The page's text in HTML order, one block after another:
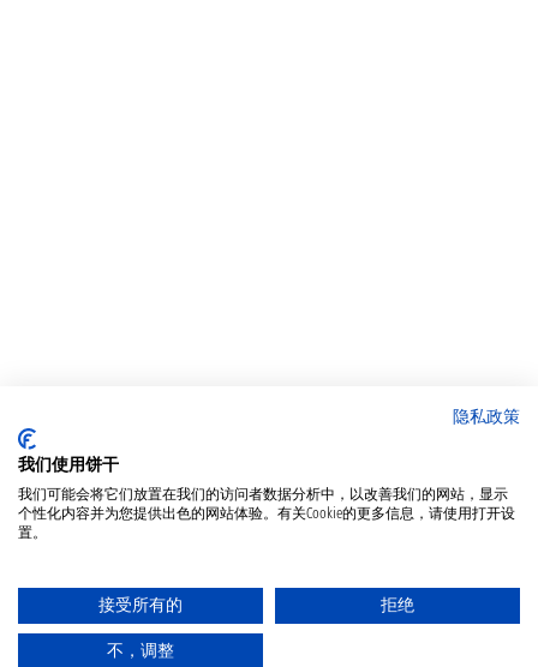
隐私政策
我们使用饼干
我们可能会将它们放置在我们的访问者数据分析中，以改善我们的网站，显示
个性化内容并为您提供出色的网站体验。有关Cookie的更多信息，请使用打开设
置。
接受所有的 拒绝
不，调整